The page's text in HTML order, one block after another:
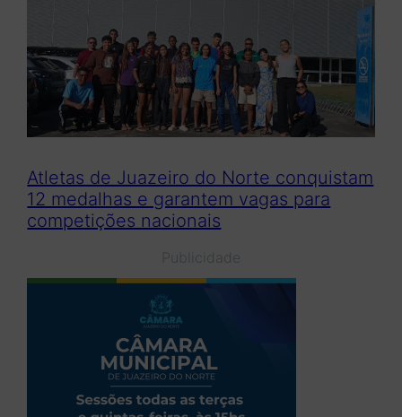
Atletas de Juazeiro do Norte conquistam
12 medalhas e garantem vagas para
competições nacionais
Publicidade